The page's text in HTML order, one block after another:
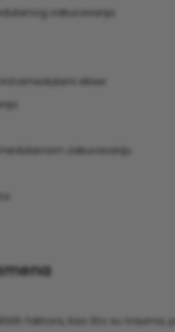
zakucavanja
ekser
zakucavanju
faktora, kao što su trauma,